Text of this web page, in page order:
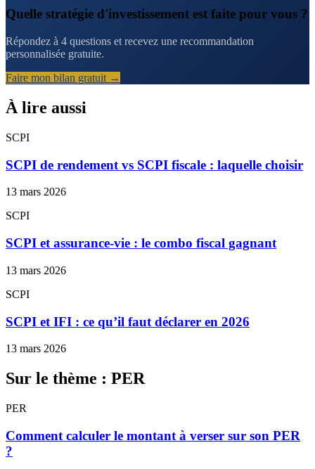
Quelle stratégie d'investissement est faite pour vous ?
Répondez à 4 questions et recevez une recommandation
personnalisée gratuite.
Faire mon bilan gratuit →
À lire aussi
SCPI
SCPI de rendement vs SCPI fiscale : laquelle choisir
13 mars 2026
SCPI
SCPI et assurance-vie : le combo fiscal gagnant
13 mars 2026
SCPI
SCPI et IFI : ce qu’il faut déclarer en 2026
13 mars 2026
Sur le thème : PER
PER
Comment calculer le montant à verser sur son PER
?